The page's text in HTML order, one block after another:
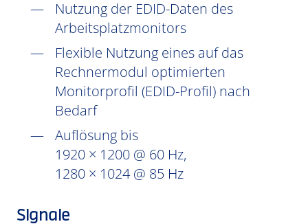
Nutzung der EDID-Daten des
Arbeitsplatzmonitors
Flexible Nutzung eines auf das
Rechnermodul optimierten
Monitorprofil (EDID-Profil) nach
Bedarf
Auflösung bis
1920 × 1200 @ 60 Hz,
1280 × 1024 @ 85 Hz
Signale